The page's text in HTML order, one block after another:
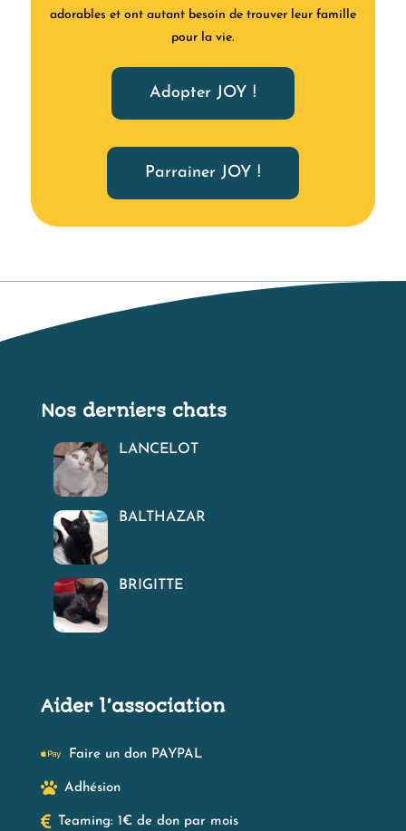
adorables et ont autant besoin de trouver leur famille
pour la vie.
Adopter JOY !
Parrainer JOY !
Nos derniers chats
LANCELOT
BALTHAZAR
BRIGITTE
Aider l’association
 Faire un don PAYPAL
 Adhésion
 Teaming: 1€ de don par mois